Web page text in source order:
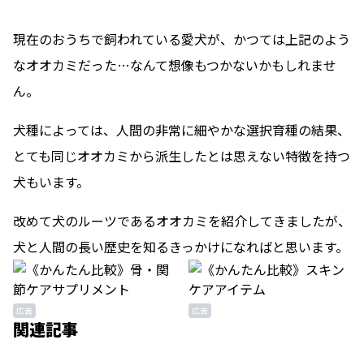
現在のおうちで飼われている愛犬が、かつては上記のよう
なオオカミだった…なんて想像もつかないかもしれませ
ん。
犬種によっては、人間の非常に細やかな選択育種の結果、
とても同じオオカミから派生したとは思えない特徴を持つ
犬もいます。
改めて犬のルーツであるオオカミを紹介してきましたが、
犬と人間の長い歴史を知るきっかけになればと思います。
広告 広告
関連記事